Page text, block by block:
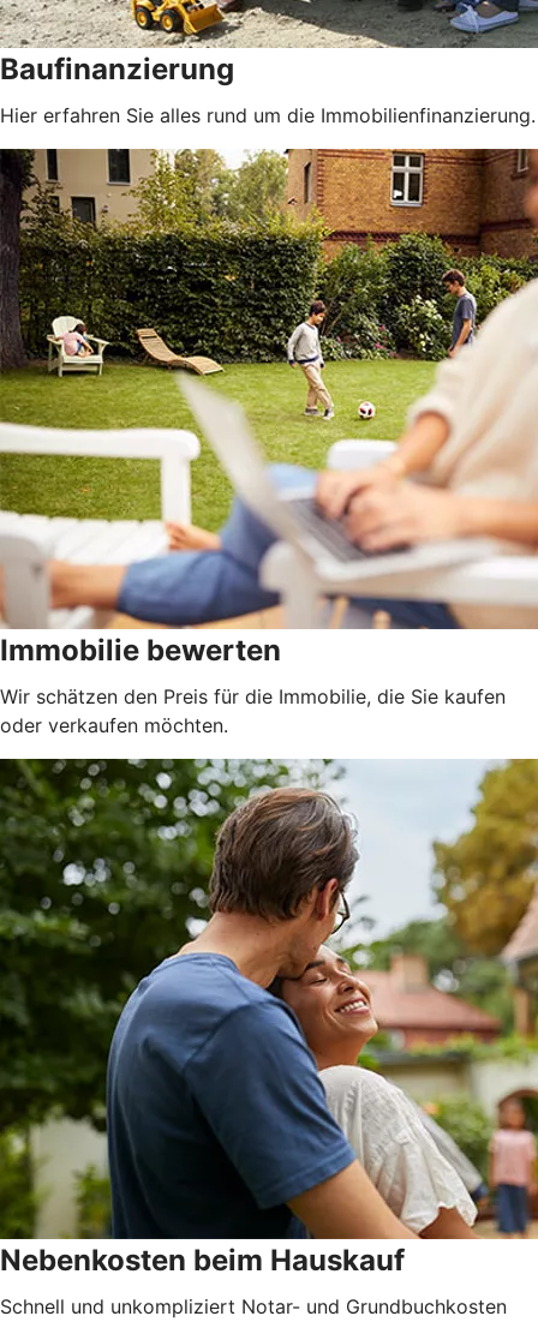
Baufinanzierung
Hier erfahren Sie alles rund um die Immobilienfinanzierung.
Immobilie bewerten
Wir schätzen den Preis für die Immobilie, die Sie kaufen
oder verkaufen möchten.
Nebenkosten beim Hauskauf
Schnell und unkompliziert Notar- und Grundbuchkosten